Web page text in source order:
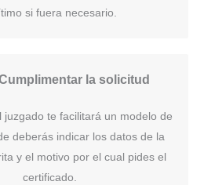
si fuera necesario.
la solicitud
juzgado te facilitará un modelo de
deberás indicar los datos de la
y el motivo por el cual pides el
certificado.